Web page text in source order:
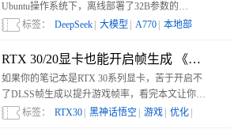
Ubuntu操作系统下，离线部署了32B参数的
DeepSeek R1大模型，实现了高效的本地推理，实
测生成阶段的Avg Generation Throughput可以稳定
在26 tokens/s以上。
标签： DeepSeek 大模型 A770
本地部
署|
RTX 30/20显卡也能开启帧生成 《黑神话
如果你的笔记本是RTX 30系列显卡，苦于开启不
了DLSS帧生成以提升游戏帧率，看完本文让你轻
松提升最多50%的《黑神话：悟空》游戏帧数。
标签： RTX30 黑神话悟空 游戏 优化